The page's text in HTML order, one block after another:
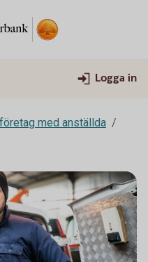
Logga in
med anställda